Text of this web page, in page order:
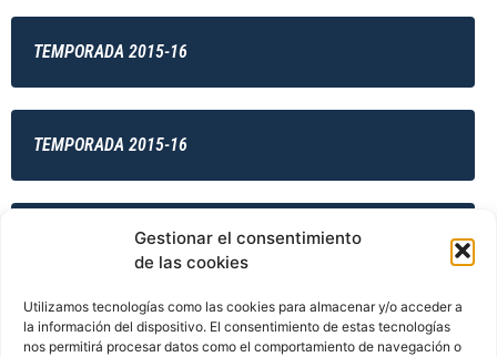
Gestionar el consentimiento
de las cookies
Utilizamos tecnologías como las cookies para almacenar y/o acceder a
la información del dispositivo. El consentimiento de estas tecnologías
nos permitirá procesar datos como el comportamiento de navegación o
TEMPORADA 2015-16
TEMPORADA 2015-16
TEMPORADA 2015-16
TEMPORADA 2015-16